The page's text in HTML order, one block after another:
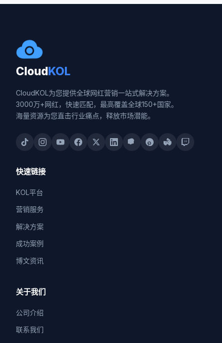
CloudKOL
CloudKOL为您提供全球网红营销一站式解决方案。
3000万+网红，快速匹配，最高覆盖全球150+国家。
海量资源为您直击行业痛点，释放市场潜能。
快速链接
KOL平台
营销服务
解决方案
成功案例
博文资讯
关于我们
公司介绍
联系我们